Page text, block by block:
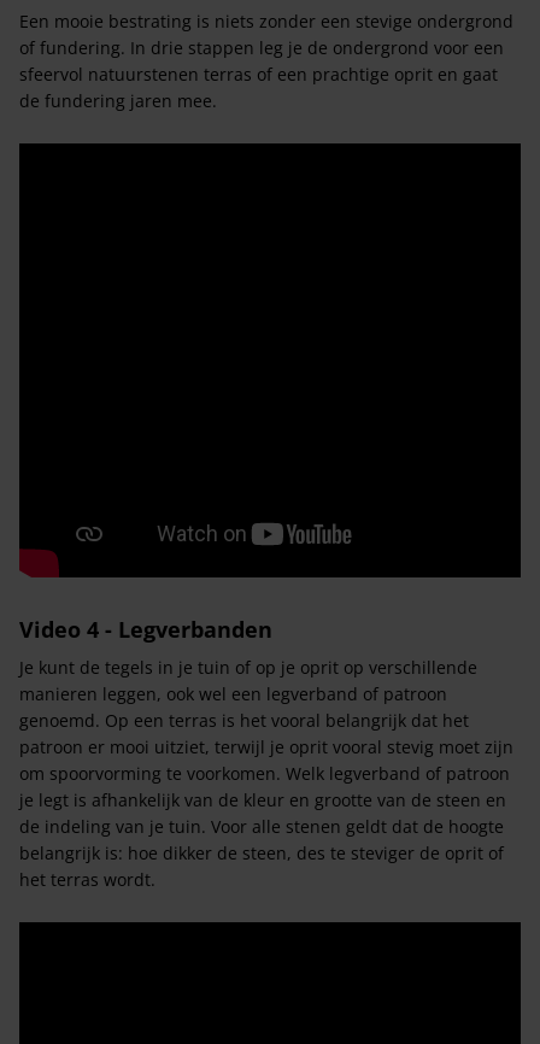
Een mooie bestrating is niets zonder een stevige ondergrond
of fundering. In drie stappen leg je de ondergrond voor een
sfeervol natuurstenen terras of een prachtige oprit en gaat
de fundering jaren mee.
Video 4 - Legverbanden
Je kunt de tegels in je tuin of op je oprit op verschillende
manieren leggen, ook wel een legverband of patroon
genoemd. Op een terras is het vooral belangrijk dat het
patroon er mooi uitziet, terwijl je oprit vooral stevig moet zijn
om spoorvorming te voorkomen. Welk legverband of patroon
je legt is afhankelijk van de kleur en grootte van de steen en
de indeling van je tuin. Voor alle stenen geldt dat de hoogte
belangrijk is: hoe dikker de steen, des te steviger de oprit of
het terras wordt.